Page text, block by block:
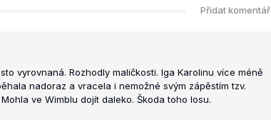
Přidat komentář
vyrovnaná. Rozhodly maličkosti. Iga Karolinu více méně
nadoraz a vracela i nemožné svým zápěstím tzv.
ve Wimblu dojít daleko. Škoda toho losu.